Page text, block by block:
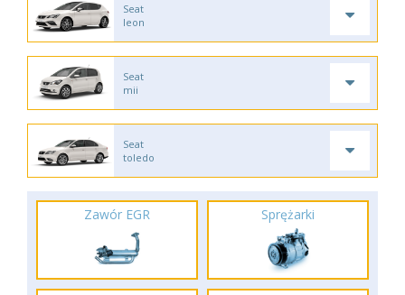
Seat
leon
Seat
mii
Seat
toledo
Zawór EGR Sprężarki